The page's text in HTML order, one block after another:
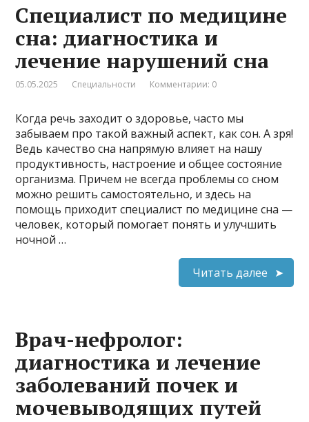
Специалист по медицине
сна: диагностика и
лечение нарушений сна
05.05.2025 Специальности Комментарии: 0
Когда речь заходит о здоровье, часто мы
забываем про такой важный аспект, как сон. А зря!
Ведь качество сна напрямую влияет на нашу
продуктивность, настроение и общее состояние
организма. Причем не всегда проблемы со сном
можно решить самостоятельно, и здесь на
помощь приходит специалист по медицине сна —
человек, который помогает понять и улучшить
ночной …
Читать далее
Врач-нефролог:
диагностика и лечение
заболеваний почек и
мочевыводящих путей